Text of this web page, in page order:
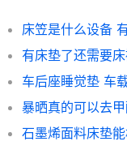
床笠是什么设备
有床垫了还需要
车后座睡觉垫 车
暴晒真的可以去
石墨烯面料床垫